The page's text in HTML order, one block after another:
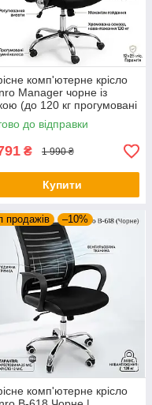
комп'ютерне крісло
Manager чорне із
(до 120 кг прогумовані
до відправки
₴ 1 990 ₴
Купити
продажів –10%
комп'ютерне крісло